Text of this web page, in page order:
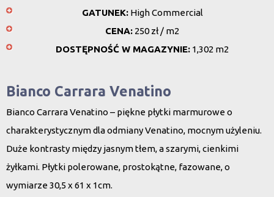
GATUNEK:High Commercial
CENA: 250 zł / m2
DOSTĘPNOŚĆ W MAGAZYNIE: 1,302 m2
Bianco Carrara Venatino
Bianco Carrara Venatino – piękne płytki marmurowe o
charakterystycznym dla odmiany Venatino, mocnym użyleniu.
Duże kontrasty między jasnym tłem, a szarymi, cienkimi
żyłkami. Płytki polerowane, prostokątne, fazowane, o
wymiarze 30,5 x 61 x 1cm.